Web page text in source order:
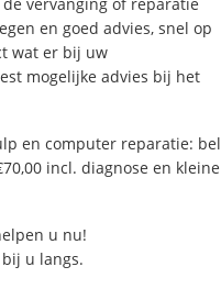
en goed advies, snel op
wat er bij uw
mogelijke advies bij het
en computer reparatie: bel
incl. diagnose en kleine
u nu!
u langs.